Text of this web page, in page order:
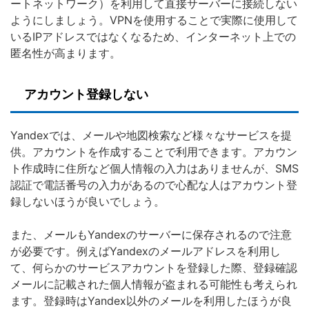
ートネットワーク）を利用して直接サーバーに接続しない
ようにしましょう。VPNを使用することで実際に使用して
いるIPアドレスではなくなるため、インターネット上での
匿名性が高まります。
アカウント登録しない
Yandexでは、メールや地図検索など様々なサービスを提
供。アカウントを作成することで利用できます。アカウン
ト作成時に住所など個人情報の入力はありませんが、SMS
認証で電話番号の入力があるので心配な人はアカウント登
録しないほうが良いでしょう。
また、メールもYandexのサーバーに保存されるので注意
が必要です。例えばYandexのメールアドレスを利用し
て、何らかのサービスアカウントを登録した際、登録確認
メールに記載された個人情報が盗まれる可能性も考えられ
ます。登録時はYandex以外のメールを利用したほうが良